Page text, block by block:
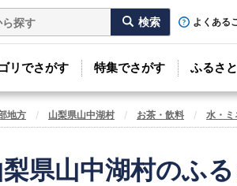
よくある
リでさがす 特集でさがす ふるさ
地方 山梨県山中湖村 お茶・飲料 水・ミ
県山中湖村のふ